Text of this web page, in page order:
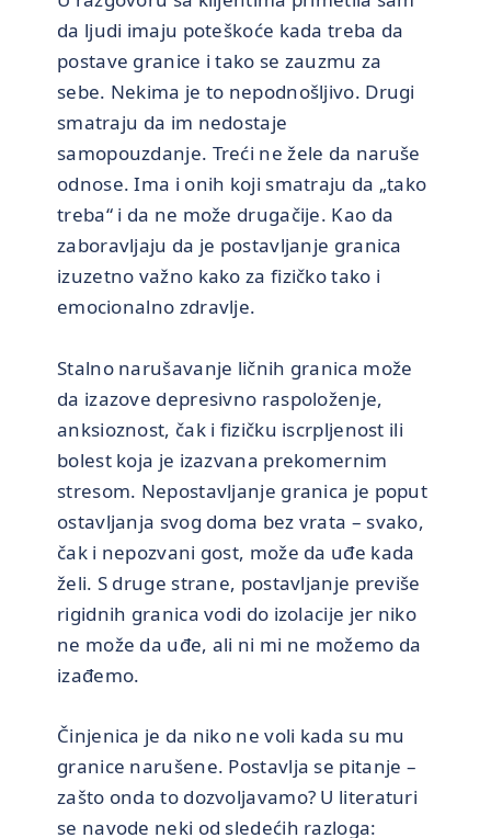
da ljudi imaju poteškoće kada treba da
postave granice i tako se zauzmu za
sebe. Nekima je to nepodnošljivo. Drugi
smatraju da im nedostaje
samopouzdanje. Treći ne žele da naruše
odnose. Ima i onih koji smatraju da „tako
treba“ i da ne može drugačije. Kao da
zaboravljaju da je postavljanje granica
izuzetno važno kako za fizičko tako i
emocionalno zdravlje.
Stalno narušavanje ličnih granica može
da izazove depresivno raspoloženje,
anksioznost, čak i fizičku iscrpljenost ili
bolest koja je izazvana prekomernim
stresom. Nepostavljanje granica je poput
ostavljanja svog doma bez vrata – svako,
čak i nepozvani gost, može da uđe kada
želi. S druge strane, postavljanje previše
rigidnih granica vodi do izolacije jer niko
ne može da uđe, ali ni mi ne možemo da
izađemo.
Činjenica je da niko ne voli kada su mu
granice narušene. Postavlja se pitanje –
zašto onda to dozvoljavamo? U literaturi
se navode neki od sledećih razloga: